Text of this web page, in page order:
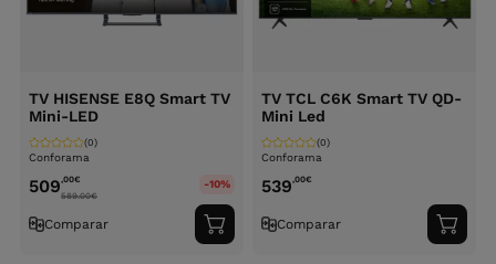
TV HISENSE E8Q Smart TV
Mini-LED
Conforama
(0)
509,00€
589.00€
-10%
Comparar
Adicionar
ao
TV TCL C6K Smart TV QD-
Mini Led
Conforama
(0)
539,00€
Comparar
ao